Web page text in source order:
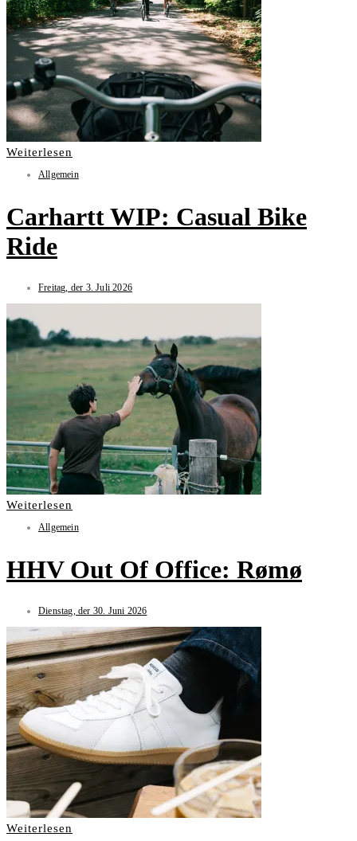
Weiterlesen
Allgemein
Carhartt WIP: Casual Bike
Ride
Freitag, der 3. Juli 2026
Weiterlesen
Allgemein
HHV Out Of Office: Rømø
Dienstag, der 30. Juni 2026
Weiterlesen